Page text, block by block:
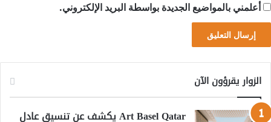
أعلمني بالمواضيع الجديدة بواسطة البريد الإلكتروني.
الزوار يقرؤون الآن
Art Basel Qatar يكشف عن تنسيق عادل